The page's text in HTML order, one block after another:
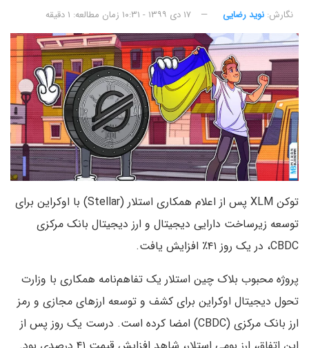
نگارش:‌ نوید رضایی ۱۷ دی ۱۳۹۹ - ۱۰:۳۱ زمان مطالعه: ۱ دقیقه
توکن XLM پس از اعلام همکاری استلار (Stellar) با اوکراین برای
توسعه زیرساخت دارایی دیجیتال و ارز دیجیتال بانک مرکزی
CBDC، در یک روز ۴۱٪ افزایش یافت.
پروژه محبوب بلاک چین استلار یک تفاهم‌نامه همکاری با وزارت
تحول دیجیتال اوکراین برای کشف و توسعه ارزهای مجازی و رمز
ارز بانک مرکزی (CBDC) امضا کرده است. درست یک روز پس از